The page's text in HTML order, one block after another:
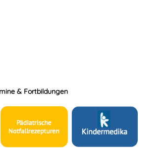
& Fortbildungen